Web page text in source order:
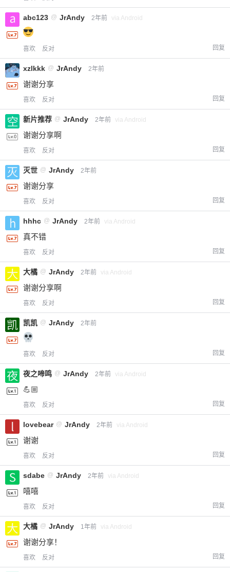
立刻支付
abc123 @ JrAndy 2年前 via Android
喜欢 反对 回复
xzlkkk @ JrAndy 2年前
谢谢分享
喜欢 反对 回复
新片推荐 @ JrAndy 2年前 via Android
谢谢分享啊
喜欢 反对 回复
灭世 @ JrAndy 2年前
谢谢分享
喜欢 反对 回复
hhhc @ JrAndy 2年前 via Android
真不错
喜欢 反对 回复
大橘 @ JrAndy 2年前 via Android
谢谢分享啊
喜欢 反对 回复
凯凯 @ JrAndy 2年前
喜欢 反对 回复
夜之啼鸣 @ JrAndy 2年前 via Android
💪🏼
喜欢 反对 回复
lovebear @ JrAndy 2年前 via Android
谢谢
喜欢 反对 回复
sdabe @ JrAndy 2年前 via Android
嘻嘻
喜欢 反对 回复
大橘 @ JrAndy 1年前 via Android
谢谢分享！
喜欢 反对 回复
您没有权限发布内容，请购买会员或者提升权
限。
6位以上
忘记密码？ 找回